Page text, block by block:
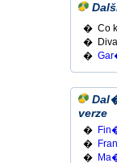
� Co
�
�
verze
�
�
�